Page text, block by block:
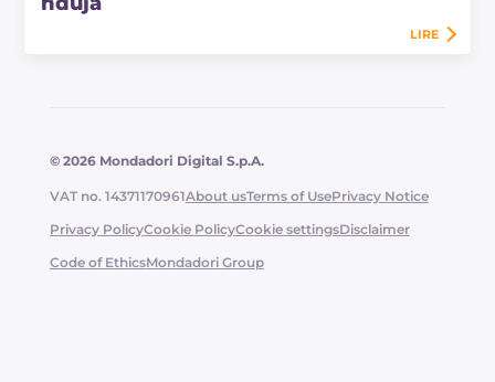
LIRE
© 2026 Mondadori Digital S.p.A.
VAT no. 14371170961About usTerms of UsePrivacy Notice
Privacy PolicyCookie PolicyCookie settingsDisclaimer
Code of EthicsMondadori Group